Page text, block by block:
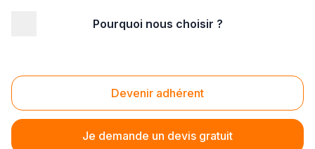
Pourquoi nous choisir ?
Devenir adhérent
Je demande un devis gratuit